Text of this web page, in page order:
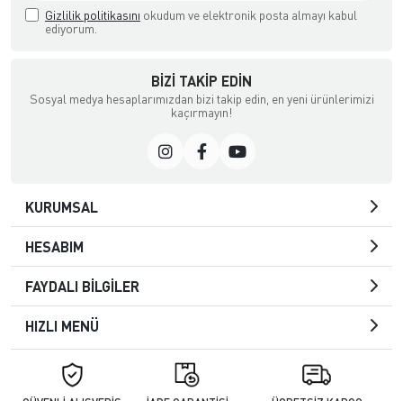
Gizlilik politikasını okudum ve elektronik posta almayı kabul
ediyorum.
BIZI TAKIP EDIN
Sosyal medya hesaplarımızdan bizi takip edin, en yeni ürünlerimizi
kaçırmayın!
KURUMSAL
HESABIM
FAYDALI BİLGİLER
HIZLI MENÜ